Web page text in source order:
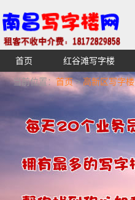
【不收中介费】南昌写字
湖青云谱写字楼
首页 红谷滩写字楼
当前位置： 首页>高新区写字楼